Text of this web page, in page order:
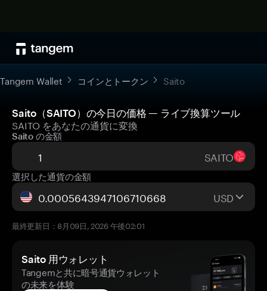
Tangem Wallet コインとトークン Saito
Saito（SAITO）の今日の価格 — ライブ換算ツール
SAITO をあなたの通貨に変換
Saito の金額
SAITO
選択した通貨の金額
USD
最終更新日：8月09日, 2026 午後02:01
Saito 用ウォレット
Tangemと共に暗号通貨ウォレット
の未来を体験